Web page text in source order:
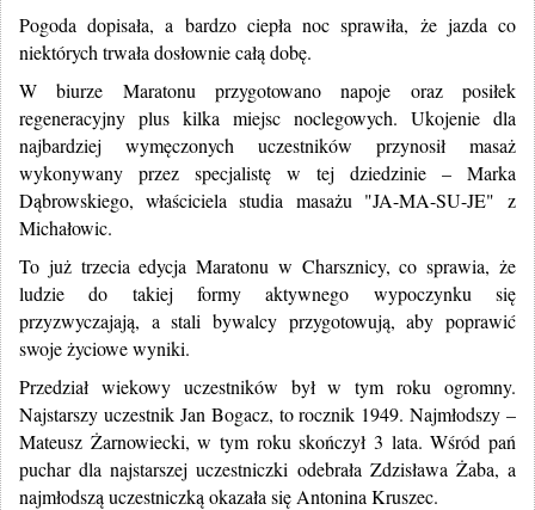
Pogoda dopisała, a bardzo ciepła noc sprawiła, że jazda co
niektórych trwała dosłownie całą dobę.
W biurze Maratonu przygotowano napoje oraz posiłek
regeneracyjny plus kilka miejsc noclegowych. Ukojenie dla
najbardziej wymęczonych uczestników przynosił masaż
wykonywany przez specjalistę w tej dziedzinie – Marka
Dąbrowskiego, właściciela studia masażu "JA-MA-SU-JE" z
Michałowic.
To już trzecia edycja Maratonu w Charsznicy, co sprawia, że
ludzie do takiej formy aktywnego wypoczynku się
przyzwyczajają, a stali bywalcy przygotowują, aby poprawić
swoje życiowe wyniki.
Przedział wiekowy uczestników był w tym roku ogromny.
Najstarszy uczestnik Jan Bogacz, to rocznik 1949. Najmłodszy –
Mateusz Żarnowiecki, w tym roku skończył 3 lata. Wśród pań
puchar dla najstarszej uczestniczki odebrała Zdzisława Żaba, a
najmłodszą uczestniczką okazała się Antonina Kruszec.